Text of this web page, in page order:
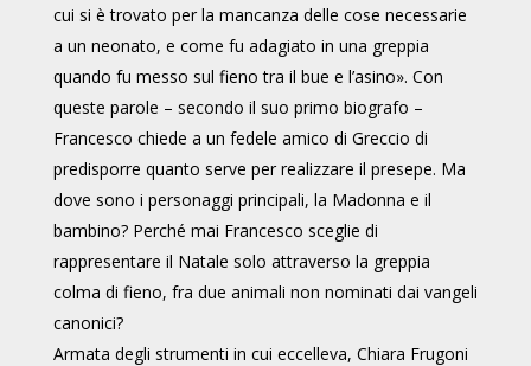
cui si è trovato per la mancanza delle cose necessarie
a un neonato, e come fu adagiato in una greppia
quando fu messo sul fieno tra il bue e l’asino». Con
queste parole – secondo il suo primo biografo –
Francesco chiede a un fedele amico di Greccio di
predisporre quanto serve per realizzare il presepe. Ma
dove sono i personaggi principali, la Madonna e il
bambino? Perché mai Francesco sceglie di
rappresentare il Natale solo attraverso la greppia
colma di fieno, fra due animali non nominati dai vangeli
canonici?
Armata degli strumenti in cui eccelleva, Chiara Frugoni